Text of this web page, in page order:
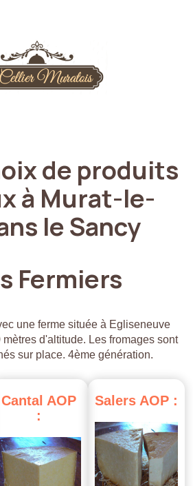
de produits
à Murat-le-
leSancy
Fermiers
une ferme située à Egliseneuve
d'altitude. Les fromages sont
sur place. 4ème génération.
Cantal AOP
:
Salers AOP :